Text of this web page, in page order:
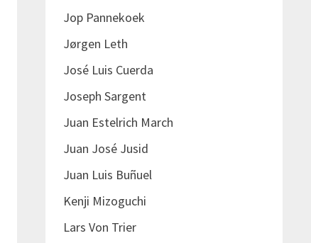
Jop Pannekoek
Jørgen Leth
José Luis Cuerda
Joseph Sargent
Juan Estelrich March
Juan José Jusid
Juan Luis Buñuel
Kenji Mizoguchi
Lars Von Trier